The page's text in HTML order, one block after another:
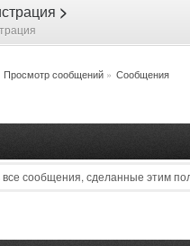
>
Просмотр сообщений» Сообщения
сообщения, сделанные этим